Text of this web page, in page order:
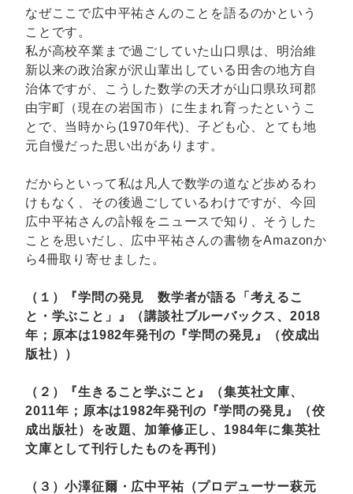
なぜここで広中平祐さんのことを語るのかという
ことです。
私が高校卒業まで過ごしていた山口県は、明治維
新以来の政治家が沢山輩出している田舎の地方自
治体ですが、こうした数学の天才が山口県玖珂郡
由宇町（現在の岩国市）に生まれ育ったというこ
とで、当時から(1970年代)、子ども心、とても地
元自慢だった思い出があります。
だからといって私は凡人で数学の道など歩めるわ
けもなく、その後過ごしているわけですが、今回
広中平祐さんの訃報をニュースで知り、そうした
ことを思いだし、広中平祐さんの書物をAmazonか
ら4冊取り寄せました。
（１）『学問の発見 数学者が語る「考えるこ
と・学ぶこと」』（講談社ブルーバックス、2018
年；原本は1982年発刊の『学問の発見』（佼成出
版社））
（２）『生きること学ぶこと』（集英社文庫、
2011年；原本は1982年発刊の『学問の発見』（佼
成出版社）を改題、加筆修正し、1984年に集英社
文庫として刊行したものを再刊）
（３）小澤征爾・広中平祐（プロデューサー萩元